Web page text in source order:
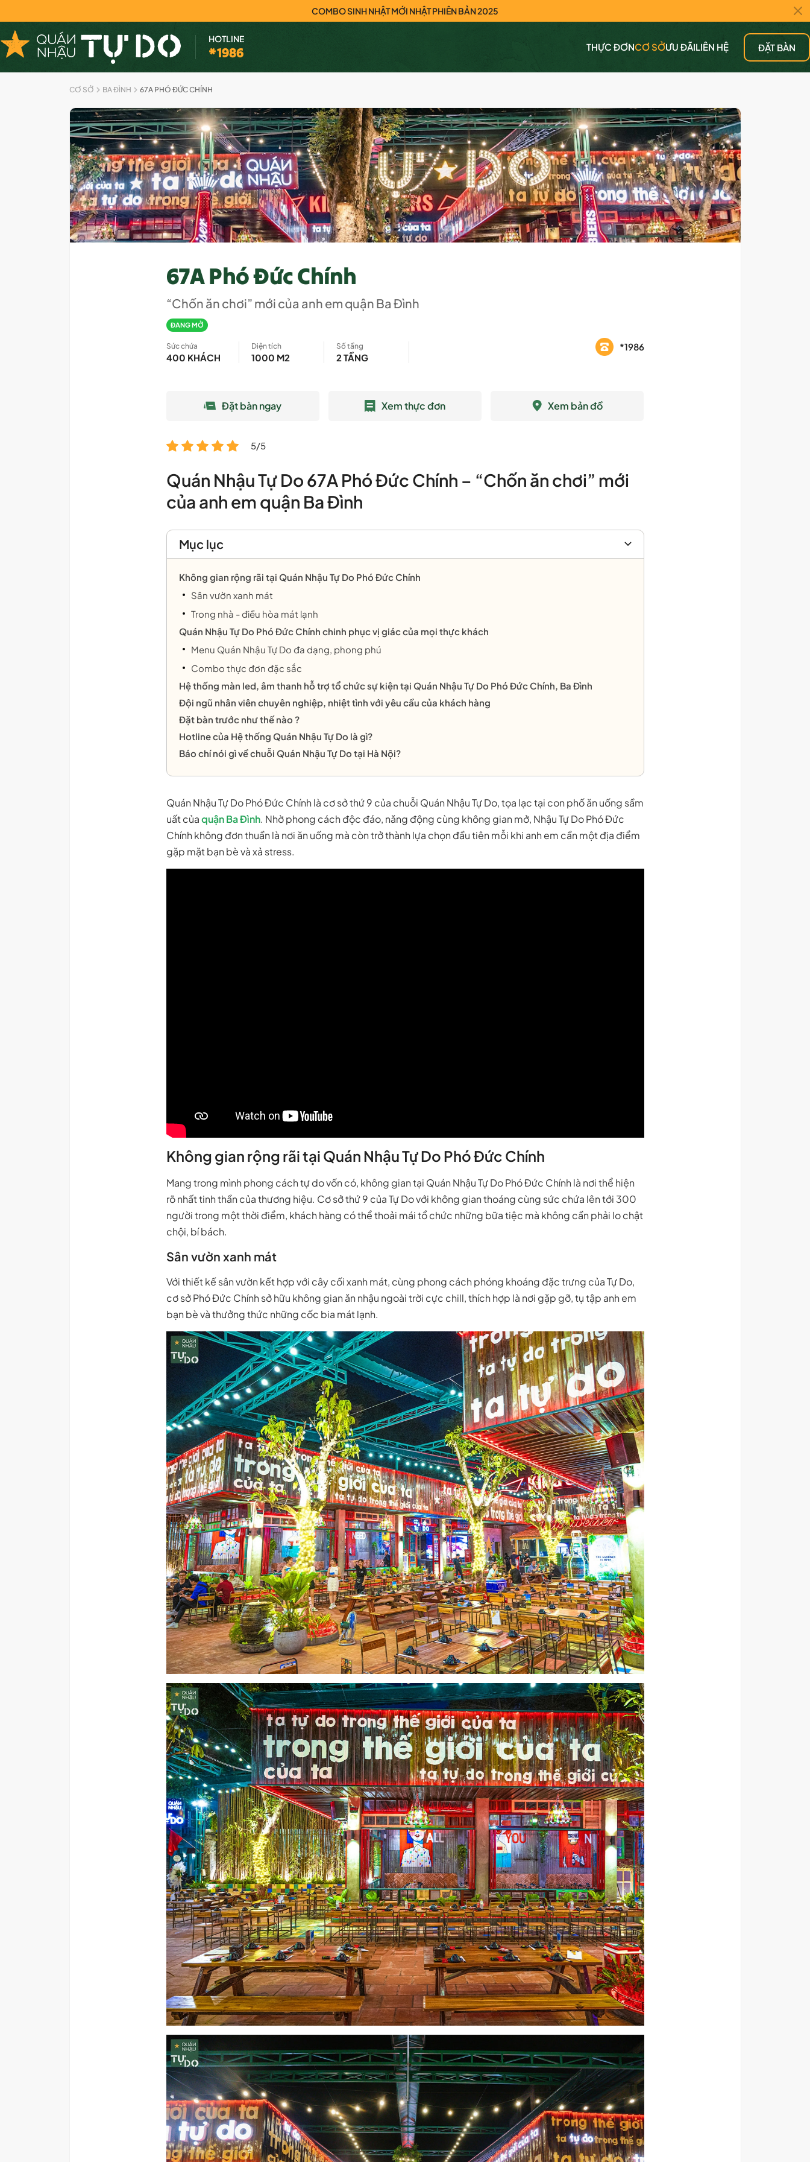
COMBO SINH NHẬT MỚI NHẬT PHIÊN BẢN 2025
HOTLINE
*1986 THỰC ĐƠNCƠ SỞƯU ĐÃILIÊN HỆ ĐẶT BÀN
CƠ SỞ BA ĐÌNH 67A PHÓ ĐỨC CHÍNH
67A Phó Đức Chính
“Chốn ăn chơi” mới của anh em quận Ba Đình
ĐANG MỞ
Sức chứa
400 KHÁCH
Diện tích
1000 M2
Số tầng
2 TẦNG
*1986
Đặt bàn ngay Xem thực đơn Xem bản đồ
5/5
Quán Nhậu Tự Do 67A Phó Đức Chính – “Chốn ăn chơi” mới
của anh em quận Ba Đình
Mục lục
Không gian rộng rãi tại Quán Nhậu Tự Do Phó Đức Chính
Sân vườn xanh mát
Trong nhà - điều hòa mát lạnh
Quán Nhậu Tự Do Phó Đức Chính chinh phục vị giác của mọi thực khách
Menu Quán Nhậu Tự Do đa dạng, phong phú
Combo thực đơn đặc sắc
Hệ thống màn led, âm thanh hỗ trợ tổ chức sự kiện tại Quán Nhậu Tự Do Phó Đức Chính, Ba Đình
Đội ngũ nhân viên chuyên nghiệp, nhiệt tình với yêu cầu của khách hàng
Đặt bàn trước như thế nào ?
Hotline của Hệ thống Quán Nhậu Tự Do là gì?
Báo chí nói gì về chuỗi Quán Nhậu Tự Do tại Hà Nội?
Quán Nhậu Tự Do Phó Đức Chính là cơ sở thứ 9 của chuỗi Quán Nhậu Tự Do, tọa lạc tại con phố ăn uống sầm
uất củaquận Ba Đình. Nhờ phong cách độc đáo, năng động cùng không gian mở, Nhậu Tự Do Phó Đức
Chính không đơn thuần là nơi ăn uống mà còn trở thành lựa chọn đầu tiên mỗi khi anh em cần một địa điểm
gặp mặt bạn bè và xả stress.
Không gian rộng rãi tại Quán Nhậu Tự Do Phó Đức Chính
Mang trong mình phong cách tự do vốn có, không gian tại Quán Nhậu Tự Do Phó Đức Chính là nơi thể hiện
rõ nhất tinh thần của thương hiệu. Cơ sở thứ 9 của Tự Do với không gian thoáng cùng sức chứa lên tới 300
người trong một thời điểm, khách hàng có thể thoải mái tổ chức những bữa tiệc mà không cần phải lo chật
chội, bí bách.
Sân vườn xanh mát
Với thiết kế sân vườn kết hợp với cây cối xanh mát, cùng phong cách phóng khoáng đặc trưng của Tự Do,
cơ sở Phó Đức Chính sở hữu không gian ăn nhậu ngoài trời cực chill, thích hợp là nơi gặp gỡ, tụ tập anh em
bạn bè và thưởng thức những cốc bia mát lạnh.